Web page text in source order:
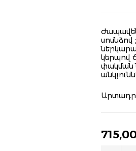
կերպով
փակման